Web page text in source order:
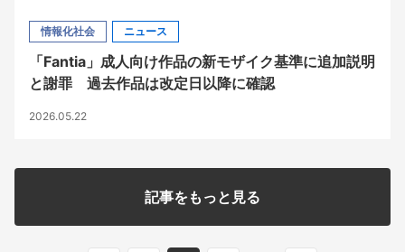
情報化社会 ニュース
「Fantia」成人向け作品の新モザイク基準に追加説明
と謝罪 過去作品は改定日以降に確認
2026.05.22
記事をもっと見る